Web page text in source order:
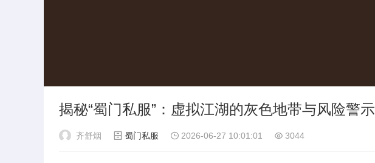
揭秘“蜀门私服”：虚拟江湖的灰色地带与风险警示
齐舒烟 蜀门私服 2026-06-27 10:01:01 3044